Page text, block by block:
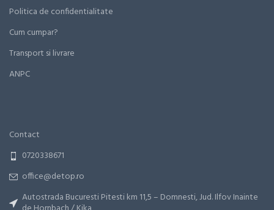
Politica de confidentialitate
Cum cumpar?
Transport si livrare
ANPC
Contact
0720338671
office@detop.ro
Autostrada Bucuresti Pitesti km 11,5 – Domnesti, Jud. Ilfov Inainte